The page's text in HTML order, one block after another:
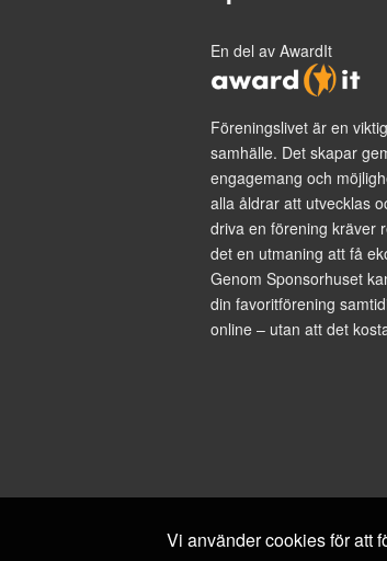
En del av AwardIt
Föreningslivet är en
samhälle. Det skapar
engagemang och
alla åldrar att utvecklas
driva en förening kräver
det en utmaning att få
Genom Sponsorhuset
din favoritförening
online – utan att det
Vi använder cookies för att